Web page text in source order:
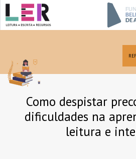
Como despistar
dificuldades na
leitura e